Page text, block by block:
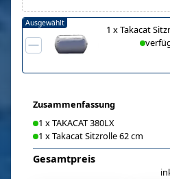
1 xTakacat
Ausgewählt
Zusammenfassung
1 xTAKACAT 380LX
1 xTakacat Sitzrolle 62 cm
Gesamtpreis